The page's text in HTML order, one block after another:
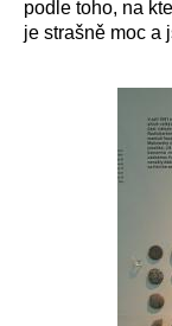
podle toho, na
je strašně moc a